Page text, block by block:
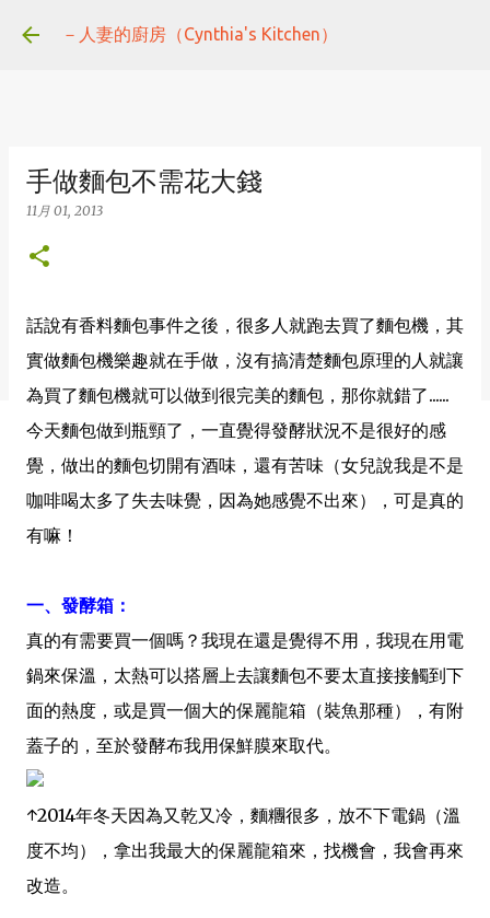
－人妻的廚房（Cynthia's Kitchen）
手做麵包不需花大錢
11月 01, 2013
話說有香料麵包事件之後，很多人就跑去買了麵包機，其
實做麵包機樂趣就在手做，沒有搞清楚麵包原理的人就讓
為買了麵包機就可以做到很完美的麵包，那你就錯了......
今天麵包做到瓶頸了，一直覺得發酵狀況不是很好的感
覺，做出的麵包切開有酒味，還有苦味（女兒說我是不是
咖啡喝太多了失去味覺，因為她感覺不出來），可是真的
有嘛！
一、發酵箱：
真的有需要買一個嗎？我現在還是覺得不用，我現在用電
鍋來保溫，太熱可以搭層上去讓麵包不要太直接接觸到下
面的熱度，或是買一個大的保麗龍箱（裝魚那種），有附
蓋子的，至於發酵布我用保鮮膜來取代。
↑2014年冬天因為又乾又冷，麵糰很多，放不下電鍋（溫
度不均），拿出我最大的保麗龍箱來，找機會，我會再來
改造。